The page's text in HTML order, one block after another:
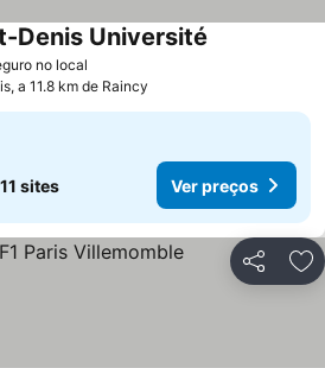
no local
Denis Université
a 11.8 km de Raincy
11 sites Ver preços
Partilhar